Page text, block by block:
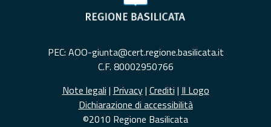
PEC: AOO-giunta@cert.regione.basilicata.it
C.F. 80002950766
Note legali | Privacy| Crediti | Il Logo
Dichiarazione di accessibilità
©2010 Regione Basilicata